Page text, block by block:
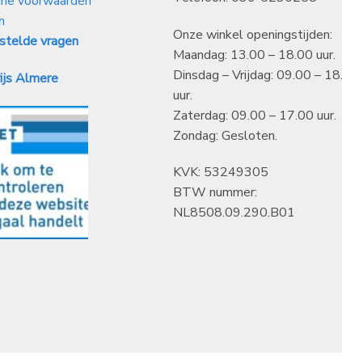
vragen
Almere
Onze winkel openingstijden:
Maandag: 13.00 – 18.00 uur.
Dinsdag – Vrijdag: 09.00 –
uur.
Zaterdag: 09.00 – 17.00 uur.
Zondag: Gesloten.
KVK: 53249305
BTW nummer:
NL8508.09.290.B01